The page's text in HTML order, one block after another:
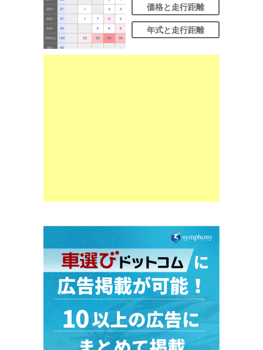
価格と走行距離
年式と走行距離